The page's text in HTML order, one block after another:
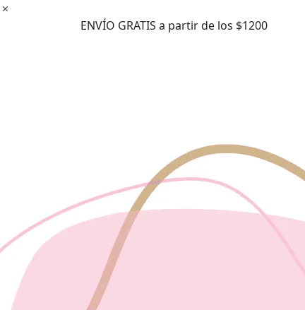
Ir
ENVÍO GRATIS a partir de los $1200